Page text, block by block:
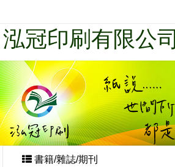
泓冠印刷有限公司
書籍/雜誌/期刊